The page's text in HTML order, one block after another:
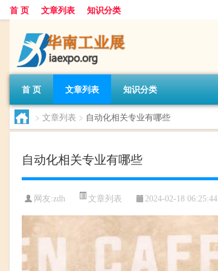
首 页 文章列表 知识分类
首 页 文章列表 知识分类
> 文章列表 > 自动化相关专业有哪些
自动化相关专业有哪些
网友:zdh 文章列表 2024-02-18 06:25:44